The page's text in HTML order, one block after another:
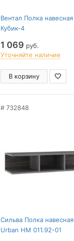
Вентал Полка навесная
Кубик-4
1 069 руб.
Уточняйте наличие
В корзину
732848
Сильва Полка навесная
Urban НМ 011.92-01